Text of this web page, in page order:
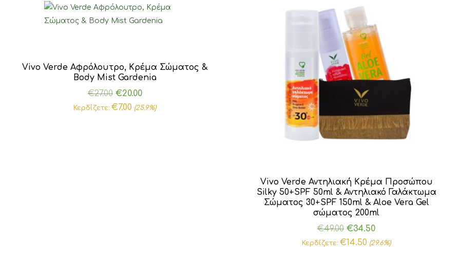
Vivo Verde Αφρόλουτρο, Κρέμα Σώματος &
Body Mist Gardenia
€27.00 Original
price
€20.00Η
τρέχουσα
Κερδίζετε:€7.00 (25.9%)
Vivo Verde Αντηλιακή Κρέμα Προσώπου
Silky 50+SPF 50ml & Αντηλιακό Γαλάκτωμα
Σώματος 30+SPF 150ml & Aloe Vera Gel
σώματος 200ml
€49.00 Original
price
€34.50Η
τρέχουσα
Κερδίζετε:€14.50 (29.6%)